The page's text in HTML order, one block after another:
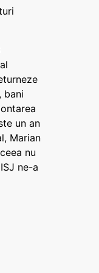
bani
un an
Marian
nu
ne-a